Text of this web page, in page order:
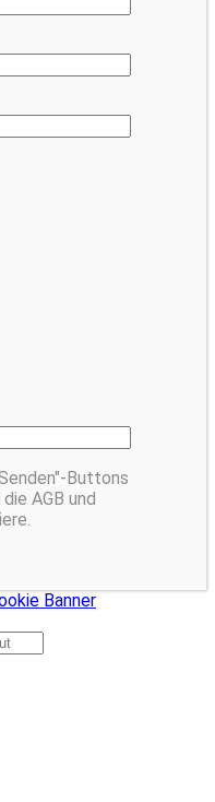
Buttons
AGB und
Banner